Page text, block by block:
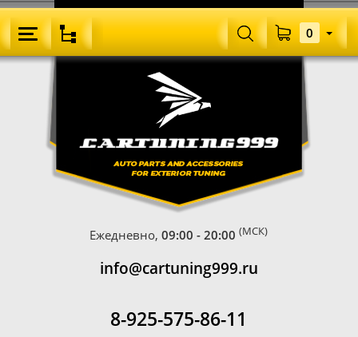
Ежедневно,09:00 - 20:00 (МСК)
info@cartuning999.ru
8-925-575-86-11
0